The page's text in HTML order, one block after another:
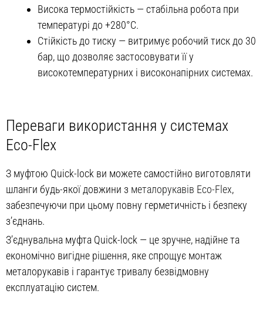
Висока термостійкість — стабільна робота при
температурі до +280°C.
Стійкість до тиску — витримує робочий тиск до 30
бар, що дозволяє застосовувати її у
високотемпературних і високонапірних системах.
Переваги використання у системах
Eco-Flex
З муфтою Quick-lock ви можете самостійно виготовляти
шланги будь-якої довжини з металорукавів Eco-Flex,
забезпечуючи при цьому повну герметичність і безпеку
з’єднань.
З’єднувальна муфта Quick-lock — це зручне, надійне та
економічно вигідне рішення, яке спрощує монтаж
металорукавів і гарантує тривалу безвідмовну
експлуатацію систем.